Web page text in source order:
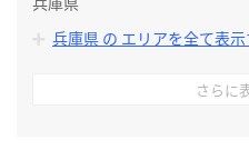
兵庫県 の エリアを全て表示
さらに